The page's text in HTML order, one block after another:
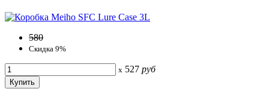
580
Скидка 9%
x 527 руб